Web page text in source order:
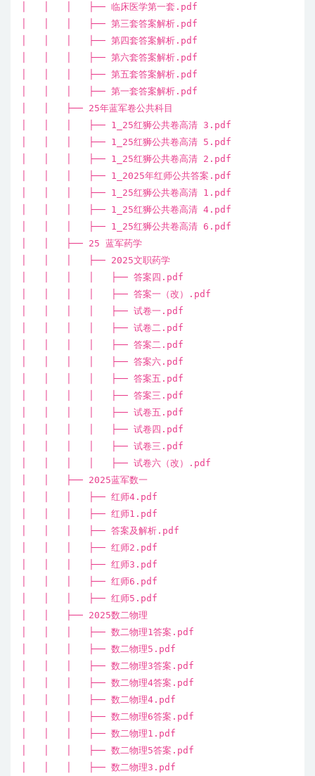
│ │ │ ├── 临床医学第一套.pdf
│ │ │ ├── 第三套答案解析.pdf
│ │ │ ├── 第四套答案解析.pdf
│ │ │ ├── 第六套答案解析.pdf
│ │ │ ├── 第五套答案解析.pdf
│ │ │ ├── 第一套答案解析.pdf
│ │ ├── 25年蓝军卷公共科目
│ │ │ ├── 1_25红狮公共卷高清 3.pdf
│ │ │ ├── 1_25红狮公共卷高清 5.pdf
│ │ │ ├── 1_25红狮公共卷高清 2.pdf
│ │ │ ├── 1_2025年红师公共答案.pdf
│ │ │ ├── 1_25红狮公共卷高清 1.pdf
│ │ │ ├── 1_25红狮公共卷高清 4.pdf
│ │ │ ├── 1_25红狮公共卷高清 6.pdf
│ │ ├── 25 蓝军药学
│ │ │ ├── 2025文职药学
│ │ │ │ ├── 答案四.pdf
│ │ │ │ ├── 答案一（改）.pdf
│ │ │ │ ├── 试卷一.pdf
│ │ │ │ ├── 试卷二.pdf
│ │ │ │ ├── 答案二.pdf
│ │ │ │ ├── 答案六.pdf
│ │ │ │ ├── 答案五.pdf
│ │ │ │ ├── 答案三.pdf
│ │ │ │ ├── 试卷五.pdf
│ │ │ │ ├── 试卷四.pdf
│ │ │ │ ├── 试卷三.pdf
│ │ │ │ ├── 试卷六（改）.pdf
│ │ ├── 2025蓝军数一
│ │ │ ├── 红师4.pdf
│ │ │ ├── 红师1.pdf
│ │ │ ├── 答案及解析.pdf
│ │ │ ├── 红师2.pdf
│ │ │ ├── 红师3.pdf
│ │ │ ├── 红师6.pdf
│ │ │ ├── 红师5.pdf
│ │ ├── 2025数二物理
│ │ │ ├── 数二物理1答案.pdf
│ │ │ ├── 数二物理5.pdf
│ │ │ ├── 数二物理3答案.pdf
│ │ │ ├── 数二物理4答案.pdf
│ │ │ ├── 数二物理4.pdf
│ │ │ ├── 数二物理6答案.pdf
│ │ │ ├── 数二物理1.pdf
│ │ │ ├── 数二物理5答案.pdf
│ │ │ ├── 数二物理3.pdf